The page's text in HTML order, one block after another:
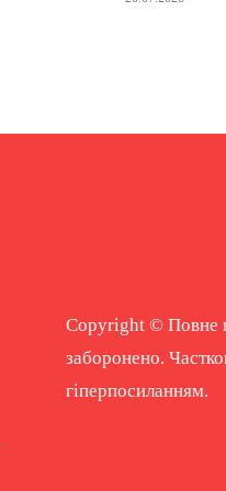
Copyright © Повне
заборонено.
гіперпосиланням.